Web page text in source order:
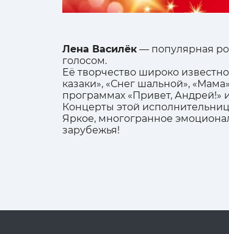
Лена Василёк — популярная
голосом.
Её творчество широко
казаки», «Снег шальной»,
программах «Привет, Андрей!»
Концерты этой
Яркое, многогранное
зарубежья!